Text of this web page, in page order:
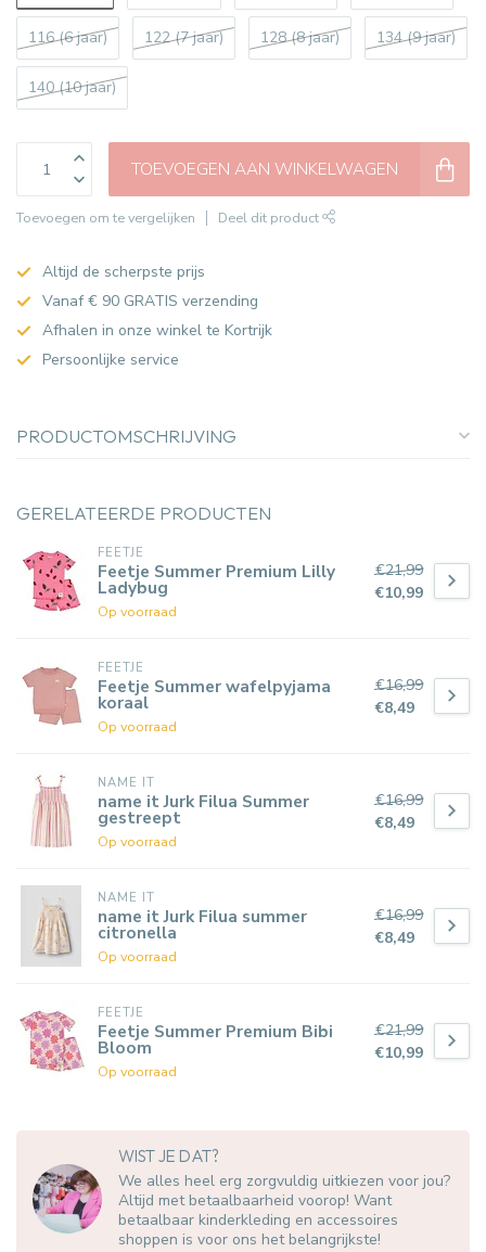
116 (6 jaar) 122 (7 jaar) 128 (8 jaar) 134 (9 jaar)
140 (10 jaar)
TOEVOEGEN AAN WINKELWAGEN
Toevoegen om te vergelijken Deel dit product
Altijd de scherpste prijs
Vanaf € 90 GRATIS verzending
Afhalen in onze winkel te Kortrijk
Persoonlijke service
PRODUCTOMSCHRIJVING
GERELATEERDE PRODUCTEN
FEETJE
Feetje Summer Premium Lilly
Ladybug
Op voorraad
€21,99
€10,99
FEETJE
Feetje Summer wafelpyjama
koraal
Op voorraad
€16,99
€8,49
NAME IT
name it Jurk Filua Summer
gestreept
Op voorraad
€16,99
€8,49
NAME IT
name it Jurk Filua summer
citronella
Op voorraad
€16,99
€8,49
FEETJE
Feetje Summer Premium Bibi
Bloom
Op voorraad
€21,99
€10,99
WIST JE DAT?
We alles heel erg zorgvuldig uitkiezen voor jou?
Altijd met betaalbaarheid voorop! Want
betaalbaar kinderkleding en accessoires
shoppen is voor ons het belangrijkste!